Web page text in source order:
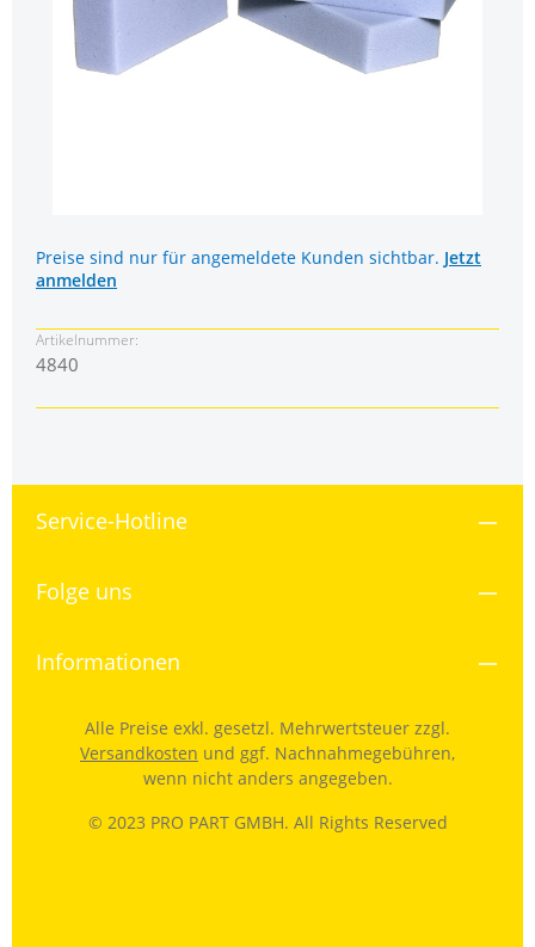
Preise sind nur für angemeldete Kunden sichtbar. Jetzt
anmelden
Artikelnummer:
4840
Service-Hotline
Folge uns
Informationen
© 2023 PRO PART GMBH. All Rights Reserved
Alle Preise exkl. gesetzl. Mehrwertsteuer zzgl.
Versandkosten und ggf. Nachnahmegebühren,
wenn nicht anders angegeben.